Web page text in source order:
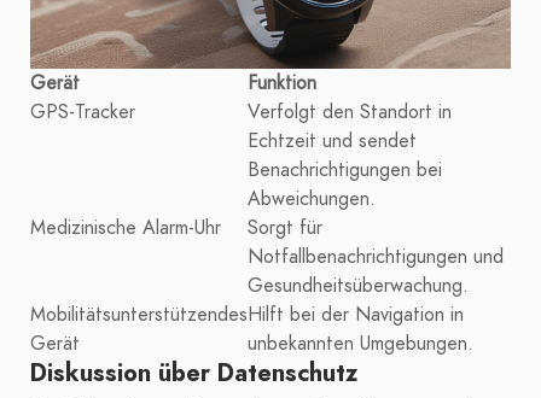
Gerät
Funktion
GPS-Tracker
Verfolgt den Standort in
Echtzeit und sendet
Benachrichtigungen bei
Abweichungen.
Medizinische Alarm-Uhr
Sorgt für
Notfallbenachrichtigungen und
Gesundheitsüberwachung.
Mobilitätsunterstützendes
Gerät
Hilft bei der Navigation in
unbekannten Umgebungen.
Diskussion über Datenschutz